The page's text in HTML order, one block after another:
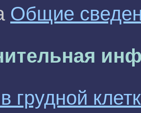
Общие
грудной